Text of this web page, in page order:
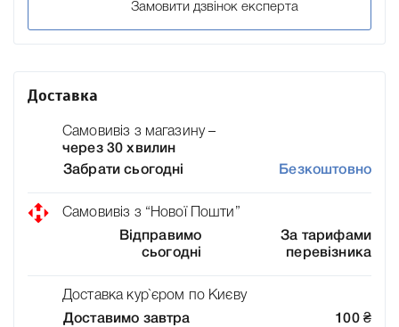
Замовити дзвінок експерта
Доставка
Самовивіз з магазину –
через 30 хвилин
Забрати сьогодні
Безкоштовно
Самовивіз з “Нової Пошти”
Відправимо
сьогодні
За тарифами
перевізника
Доставка кур`єром по Києву
Доставимо завтра
100 ₴